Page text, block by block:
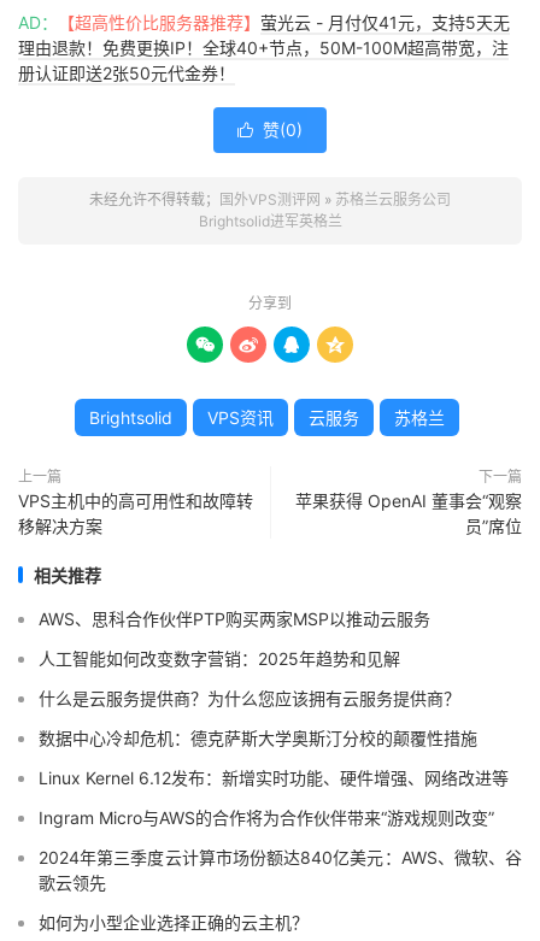
AD： 【超高性价比服务器推荐】 萤光云 - 月付仅41元，支持5天无
理由退款！免费更换IP！全球40+节点，50M-100M超高带宽，注
册认证即送2张50元代金券！
 赞(0)
未经允许不得转载； 国外VPS测评网 » 苏格兰云服务公司
Brightsolid进军英格兰
分享到
   
Brightsolid VPS资讯 云服务 苏格兰
上一篇
VPS主机中的高可用性和故障转
移解决方案
下一篇
苹果获得 OpenAI 董事会“观察
员”席位
相关推荐
AWS、思科合作伙伴PTP购买两家MSP以推动云服务
人工智能如何改变数字营销：2025年趋势和见解
什么是云服务提供商？为什么您应该拥有云服务提供商？
数据中心冷却危机：德克萨斯大学奥斯汀分校的颠覆性措施
Linux Kernel 6.12发布：新增实时功能、硬件增强、网络改进等
Ingram Micro与AWS的合作将为合作伙伴带来“游戏规则改变”
2024年第三季度云计算市场份额达840亿美元：AWS、微软、谷
歌云领先
如何为小型企业选择正确的云主机？